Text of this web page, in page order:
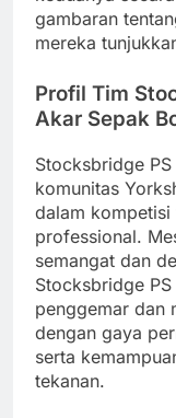
gambaran
mereka
Profil Tim
Akar Sepak
Stocksbridge
komunitas
dalam
professional.
semangat dan
Stocksbridge
penggemar dan
dengan gaya
serta
tekanan.